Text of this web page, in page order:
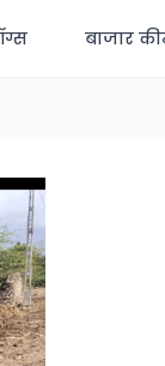
बाजार